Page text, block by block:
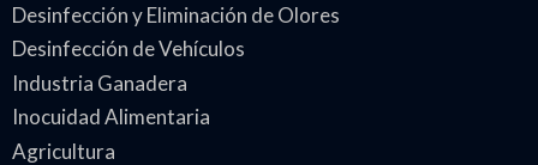
Desinfección y Eliminación de Olores
Desinfección de Vehículos
Industria Ganadera
Inocuidad Alimentaria
Agricultura